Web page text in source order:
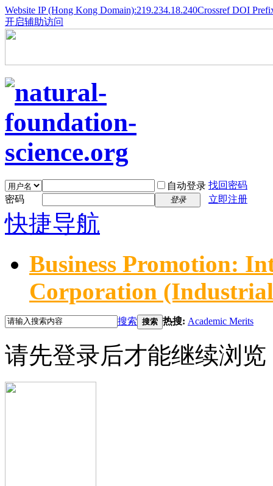
Website IP (Hong Kong Domain):219.234.18.240Crossref DOI
开启辅助访问
自动登录 找回密码
密码
登录 立即注册
快捷导航
Business Promotion:
Corporation
搜索 搜索 热搜: Academic Merits
请先登录后才能继续浏览